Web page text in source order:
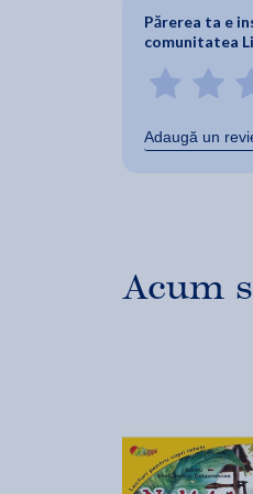
Părerea ta e
comunitatea
Adaugă un
Acum